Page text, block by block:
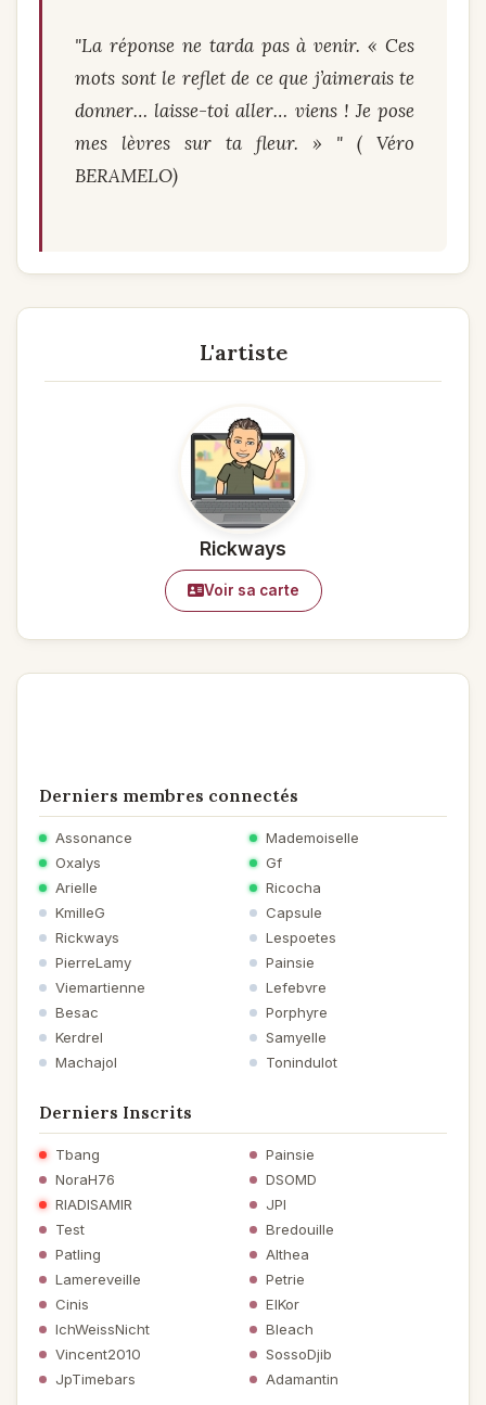
"La réponse ne tarda pas à venir. « Ces
mots sont le reflet de ce que j’aimerais te
donner… laisse-toi aller… viens ! Je pose
mes lèvres sur ta fleur. » " ( Véro
BERAMELO)
L'artiste
Rickways
Voir sa carte
Derniers membres connectés
Assonance
Mademoiselle
Oxalys
Gf
Arielle
Ricocha
KmilleG
Capsule
Rickways
Lespoetes
PierreLamy
Painsie
Viemartienne
Lefebvre
Besac
Porphyre
Kerdrel
Samyelle
Machajol
Tonindulot
Derniers Inscrits
Tbang
Painsie
NoraH76
DSOMD
RIADISAMIR
JPI
Test
Bredouille
Patling
Althea
Lamereveille
Petrie
Cinis
ElKor
IchWeissNicht
Bleach
Vincent2010
SossoDjib
JpTimebars
Adamantin